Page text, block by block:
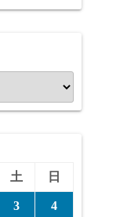
土 日
3 4